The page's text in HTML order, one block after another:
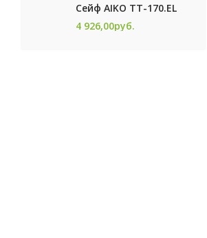
Сейф AIKO TТ-170.EL
4 926,00руб.